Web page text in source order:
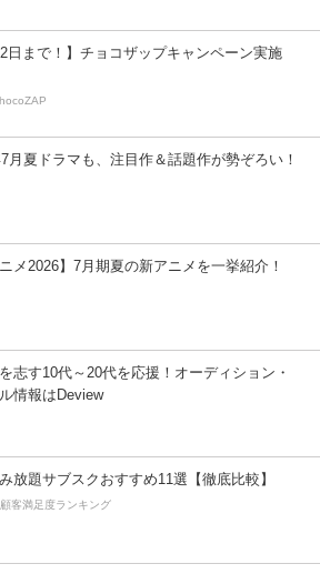
日まで！】チョコザップキャンペーン実施
月夏ドラマも、注目作＆話題作が勢ぞろい！
ニメ2026】7月期夏の新アニメを一挙紹介！
志す10代～20代を応援！オーディション・
情報はDeview
放題サブスクおすすめ11選【徹底比較】
客満足度ランキング